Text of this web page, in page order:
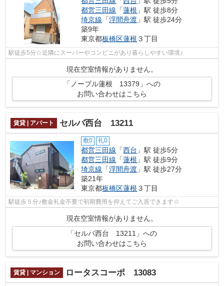
都営三田線 「蓮根 」駅 徒歩8分
埼京線 「浮間舟渡 」駅 徒歩24分
築9年
東京都板橋区蓮根 ３丁目
駅徒歩5分☆近隣にスーパーやコンビニがあり暮らしやすい環境♪
現在空室情報がありません。
「ノーブル蓮根 13379」への
お問い合わせはこちら
賃貸 | アパート セルバ西台 13211
敷0 礼0
都営三田線 「西台 」駅 徒歩5分
都営三田線 「蓮根 」駅 徒歩9分
埼京線 「浮間舟渡 」駅 徒歩27分
築21年
東京都板橋区蓮根 ３丁目
駅徒歩５分♪敷金礼金不要で初期費用を抑えてご入居できます☆
現在空室情報がありません。
「セルバ西台 13211」への
お問い合わせはこちら
賃貸 | マンション ロータスコーポ 13083